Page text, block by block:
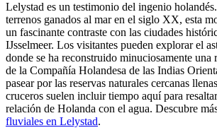
Lelystad es un testimonio del ingenio
terrenos ganados al mar en el siglo XX, esta
un fascinante contraste con las ciudades
IJsselmeer. Los visitantes pueden explorar el
donde se ha reconstruido minuciosamente una
de la Compañía Holandesa de las Indias
pasear por las reservas naturales cercanas
cruceros suelen incluir tiempo aquí para
relación de Holanda con el agua. Descubre
fluviales en Lelystad.